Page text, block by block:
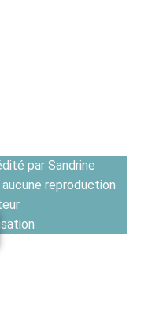
par Sandrine
reproduction